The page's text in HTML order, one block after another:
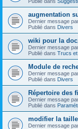
augmentation
Dernier message
Publié dans Divers
wiki pour la
Dernier message
Publié dans Trucs
Module de
Dernier message
Publié dans Divers
Répertoire des
Dernier message
Publié dans
modifier la
Dernier message